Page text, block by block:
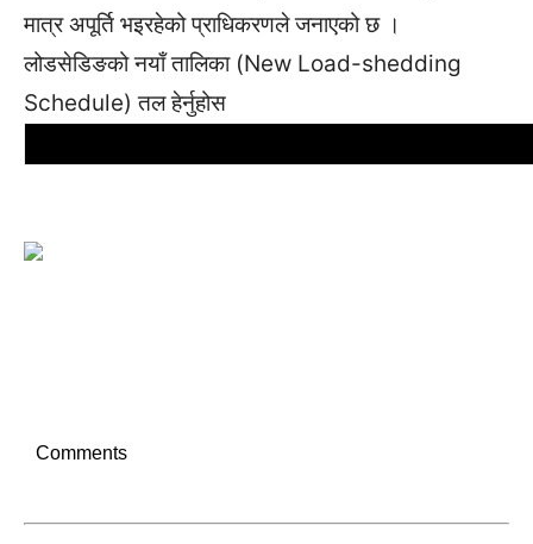
मात्र अपूर्ति भइरहेको प्राधिकरणले जनाएको छ ।
लोडसेडिङको नयाँ तालिका (New Load-shedding
Schedule) तल हेर्नुहोस
Comments